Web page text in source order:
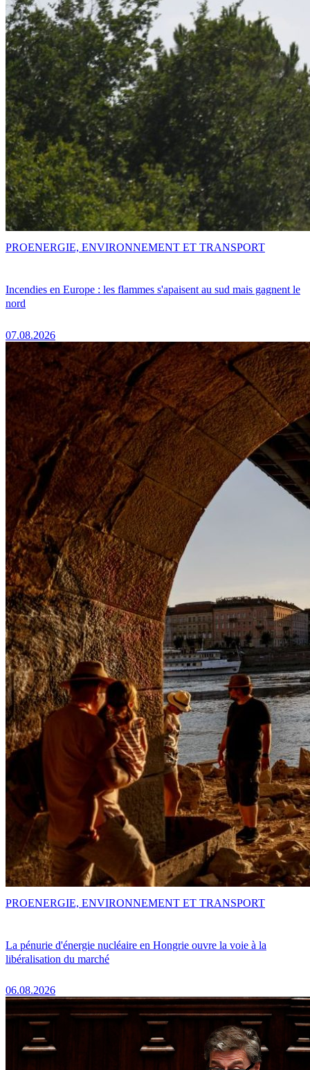
Incendies en Europe : les flammes s'apaisent au sud mais gagnent le
nord
07.08.2026
PROENERGIE, ENVIRONNEMENT ET TRANSPORT
La pénurie d'énergie nucléaire en Hongrie ouvre la voie à la
libéralisation du marché
06.08.2026
PROENERGIE, ENVIRONNEMENT ET TRANSPORT